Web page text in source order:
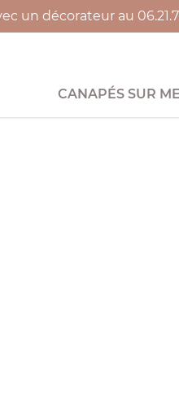
un décorateur au
CANAPÉS SUR